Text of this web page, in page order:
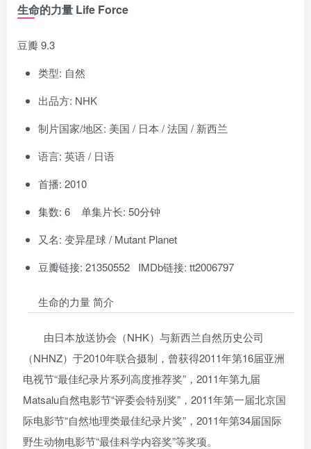
生命的力量 Life Force
豆瓣 9.3
类型: 自然
出品方: NHK
制片国家/地区: 美国 / 日本 / 法国 / 新西兰
语言: 英语 / 日语
首播: 2010
集数: 6 单集片长: 50分钟
又名: 变异星球 / Mutant Planet
豆瓣链接: 21350552 IMDb链接: tt2006797
生命的力量 简介
由日本放送协会（NHK）与新西兰自然历史公司
（NHNZ）于2010年联合摄制，曾获得2011年第16届亚洲
电视节“最佳纪录片系列高度推荐奖”，2011年第九届
Matsalu自然电影节“评委会特别奖”，2011年第一届北京国
际电影节“自然地理类最佳纪录片奖”，2011年第34届国际
野生动物电影节“最佳科学内容奖”等奖项。